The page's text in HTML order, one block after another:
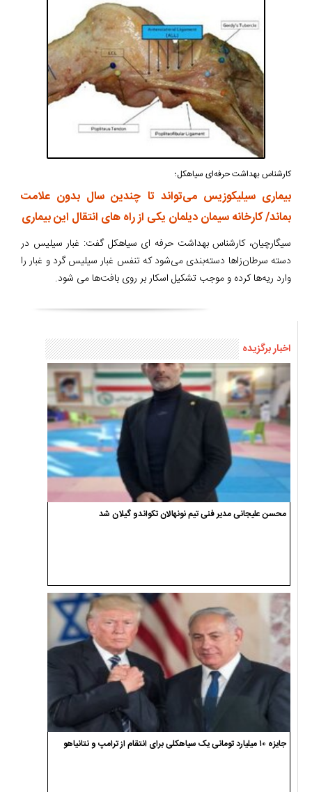
کارشناس بهداشت حرفه‌ای سیاهکل؛
بیماری سیلیکوزیس می‌تواند تا چندین سال بدون علامت
بماند/ کارخانه سیمان دیلمان یکی از راه های انتقال این بیماری
سیگارچیان، کارشناس بهداشت حرفه ای سیاهکل گفت: غبار سیلیس در
دسته سرطان‌زاها دسته‌بندی می‌شود که تنفس غبار سیلیس گرد و غبار ‏را
وارد ریه‌ها کرده و موجب تشکیل اسکار بر روی بافت‌ها می شود.
اخبار برگزیده
محسن علیجانی مدیر فنی تیم نونهالان تکواندو گیلان شد
جایزه ۱۰ میلیارد تومانی یک سیاهکلی برای انتقام از ترامپ و نتانیاهو